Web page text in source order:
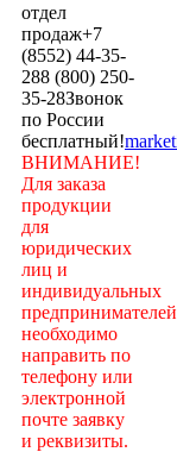
отдел
продаж+7
(8552) 44-35-
288 (800) 250-
35-28Звонок
по России
бесплатный!
ВНИМАНИЕ!
Для заказа
продукции
для
юридических
лиц и
индивидуальных
предпринимателей
необходимо
направить по
телефону или
электронной
почте заявку
и реквизиты.